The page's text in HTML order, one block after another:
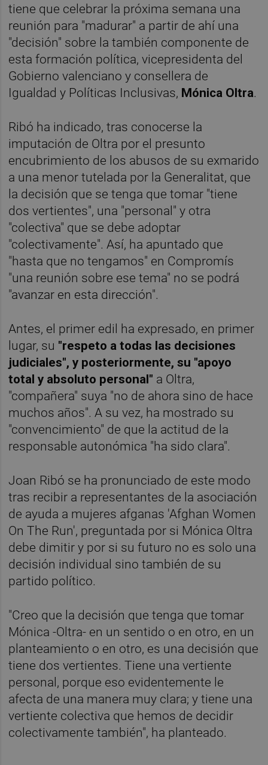
tiene que celebrar la próxima semana una
reunión para "madurar" a partir de ahí una
"decisión" sobre la también componente de
esta formación política, vicepresidenta del
Gobierno valenciano y consellera de
Igualdad y Políticas Inclusivas, Mónica Oltra.
Ribó ha indicado, tras conocerse la
imputación de Oltra por el presunto
encubrimiento de los abusos de su exmarido
a una menor tutelada por la Generalitat, que
la decisión que se tenga que tomar "tiene
dos vertientes", una "personal" y otra
"colectiva" que se debe adoptar
"colectivamente". Así, ha apuntado que
"hasta que no tengamos" en Compromís
"una reunión sobre ese tema" no se podrá
"avanzar en esta dirección".
Antes, el primer edil ha expresado, en primer
lugar, su "respeto a todas las decisiones
judiciales", y posteriormente, su "apoyo
total y absoluto personal" a Oltra,
"compañera" suya "no de ahora sino de hace
muchos años". A su vez, ha mostrado su
"convencimiento" de que la actitud de la
responsable autonómica "ha sido clara".
Joan Ribó se ha pronunciado de este modo
tras recibir a representantes de la asociación
de ayuda a mujeres afganas 'Afghan Women
On The Run', preguntada por si Mónica Oltra
debe dimitir y por si su futuro no es solo una
decisión individual sino también de su
partido político.
"Creo que la decisión que tenga que tomar
Mónica -Oltra- en un sentido o en otro, en un
planteamiento o en otro, es una decisión que
tiene dos vertientes. Tiene una vertiente
personal, porque eso evidentemente le
afecta de una manera muy clara; y tiene una
vertiente colectiva que hemos de decidir
colectivamente también", ha planteado.